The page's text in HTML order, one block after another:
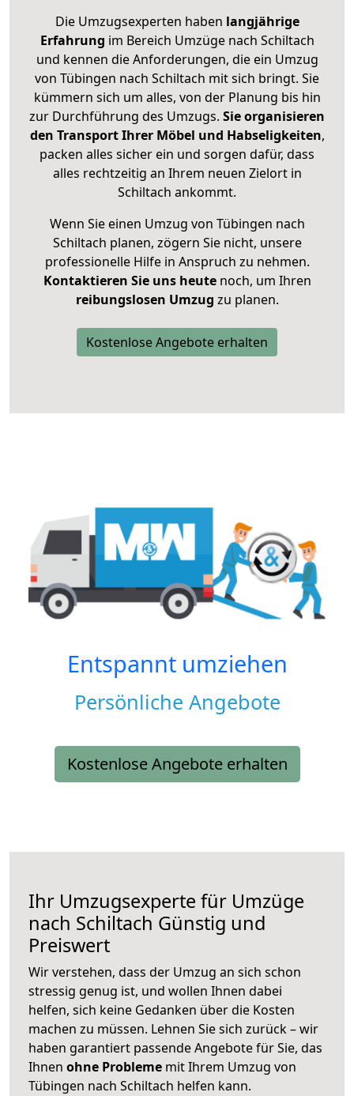
Die Umzugsexperten haben langjährige
Erfahrung im Bereich Umzüge nach Schiltach
und kennen die Anforderungen, die ein Umzug
von Tübingen nach Schiltach mit sich bringt. Sie
kümmern sich um alles, von der Planung bis hin
zur Durchführung des Umzugs. Sie organisieren
den Transport Ihrer Möbel und Habseligkeiten,
packen alles sicher ein und sorgen dafür, dass
alles rechtzeitig an Ihrem neuen Zielort in
Schiltach ankommt.
Wenn Sie einen Umzug von Tübingen nach
Schiltach planen, zögern Sie nicht, unsere
professionelle Hilfe in Anspruch zu nehmen.
Kontaktieren Sie uns heutenoch, um Ihren
reibungslosen Umzug zu planen.
Kostenlose Angebote erhalten
Entspannt umziehen
Persönliche Angebote
Kostenlose Angebote erhalten
Ihr Umzugsexperte für Umzüge
nach Schiltach Günstig und
Preiswert
Wir verstehen, dass der Umzug an sich schon
stressig genug ist, und wollen Ihnen dabei
helfen, sich keine Gedanken über die Kosten
machen zu müssen. Lehnen Sie sich zurück – wir
haben garantiert passende Angebote für Sie, das
Ihnen ohne Probleme mit Ihrem Umzug von
Tübingen nach Schiltach helfen kann.